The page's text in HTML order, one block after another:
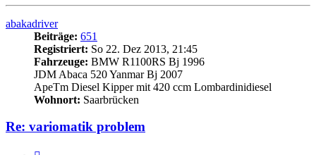
abakadriver
Beiträge: 651
Registriert: So 22. Dez 2013, 21:45
Fahrzeuge: BMW R1100RS Bj 1996
JDM Abaca 520 Yanmar Bj 2007
ApeTm Diesel Kipper mit 420 ccm Lombardinidiesel
Wohnort: Saarbrücken
Re: variomatik problem